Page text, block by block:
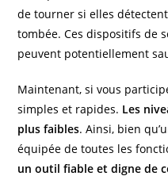
de tourner si elles
tombée. Ces dispositifs de
peuvent potentiellement
Maintenant, si vous
simples et rapides. Les
plus faibles. Ainsi, bien
équipée de toutes les
un outil fiable et digne de